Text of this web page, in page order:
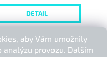
DETAIL
k této položce.
aby Vám umožnily
provozu. Dalším